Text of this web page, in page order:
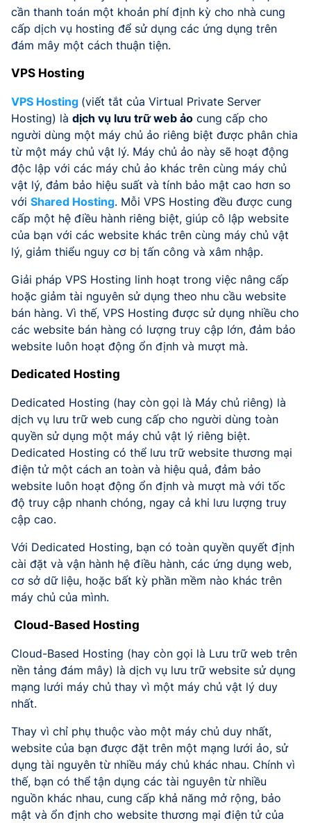
cần thanh toán một khoản phí định kỳ cho nhà cung
cấp dịch vụ hosting để sử dụng các ứng dụng trên
đám mây một cách thuận tiện.
VPS Hosting
VPS Hosting (viết tắt của Virtual Private Server
Hosting) là dịch vụ lưu trữ web ảo cung cấp cho
người dùng một máy chủ ảo riêng biệt được phân chia
từ một máy chủ vật lý. Máy chủ ảo này sẽ hoạt động
độc lập với các máy chủ ảo khác trên cùng máy chủ
vật lý, đảm bảo hiệu suất và tính bảo mật cao hơn so
với Shared Hosting. Mỗi VPS Hosting đều được cung
cấp một hệ điều hành riêng biệt, giúp cô lập website
của bạn với các website khác trên cùng máy chủ vật
lý, giảm thiểu nguy cơ bị tấn công và xâm nhập.
Giải pháp VPS Hosting linh hoạt trong việc nâng cấp
hoặc giảm tài nguyên sử dụng theo nhu cầu website
bán hàng. Vì thế, VPS Hosting được sử dụng nhiều cho
các website bán hàng có lượng truy cập lớn, đảm bảo
website luôn hoạt động ổn định và mượt mà.
Dedicated Hosting
Dedicated Hosting (hay còn gọi là Máy chủ riêng) là
dịch vụ lưu trữ web cung cấp cho người dùng toàn
quyền sử dụng một máy chủ vật lý riêng biệt.
Dedicated Hosting có thể lưu trữ website thương mại
điện tử một cách an toàn và hiệu quả, đảm bảo
website luôn hoạt động ổn định và mượt mà với tốc
độ truy cập nhanh chóng, ngay cả khi lưu lượng truy
cập cao.
Với Dedicated Hosting, bạn có toàn quyền quyết định
cài đặt và vận hành hệ điều hành, các ứng dụng web,
cơ sở dữ liệu, hoặc bất kỳ phần mềm nào khác trên
máy chủ của mình.
Cloud-Based Hosting
Cloud-Based Hosting (hay còn gọi là Lưu trữ web trên
nền tảng đám mây) là dịch vụ lưu trữ website sử dụng
mạng lưới máy chủ thay vì một máy chủ vật lý duy
nhất.
Thay vì chỉ phụ thuộc vào một máy chủ duy nhất,
website của bạn được đặt trên một mạng lưới ảo, sử
dụng tài nguyên từ nhiều máy chủ khác nhau. Chính vì
thế, bạn có thể tận dụng các tài nguyên từ nhiều
nguồn khác nhau, cung cấp khả năng mở rộng, bảo
mật và ổn định cho website thương mại điện tử của